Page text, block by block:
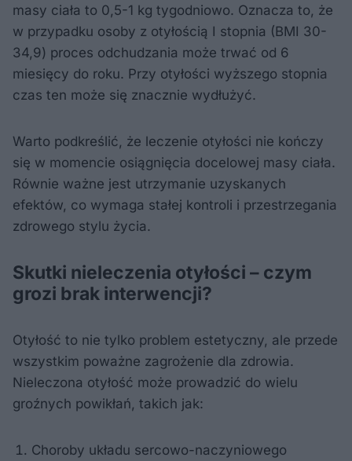
masy ciała to 0,5-1 kg tygodniowo. Oznacza to, że
w przypadku osoby z otyłością I stopnia (BMI 30-
34,9) proces odchudzania może trwać od 6
miesięcy do roku. Przy otyłości wyższego stopnia
czas ten może się znacznie wydłużyć.
Warto podkreślić, że leczenie otyłości nie kończy
się w momencie osiągnięcia docelowej masy ciała.
Równie ważne jest utrzymanie uzyskanych
efektów, co wymaga stałej kontroli i przestrzegania
zdrowego stylu życia.
Skutki nieleczenia otyłości – czym
grozi brak interwencji?
Otyłość to nie tylko problem estetyczny, ale przede
wszystkim poważne zagrożenie dla zdrowia.
Nieleczona otyłość może prowadzić do wielu
groźnych powikłań, takich jak:
Choroby układu sercowo-naczyniowego